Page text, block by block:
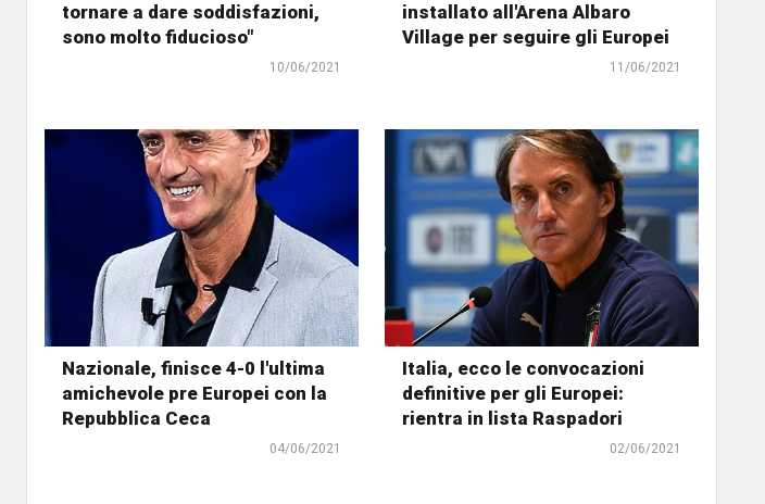
tornare a dare soddisfazioni,
sono molto fiducioso"
10/06/2021
installato all'Arena Albaro
Village per seguire gli Europei
11/06/2021
Nazionale, finisce 4-0 l'ultima
amichevole pre Europei con la
Repubblica Ceca
04/06/2021
Italia, ecco le convocazioni
definitive per gli Europei:
rientra in lista Raspadori
02/06/2021